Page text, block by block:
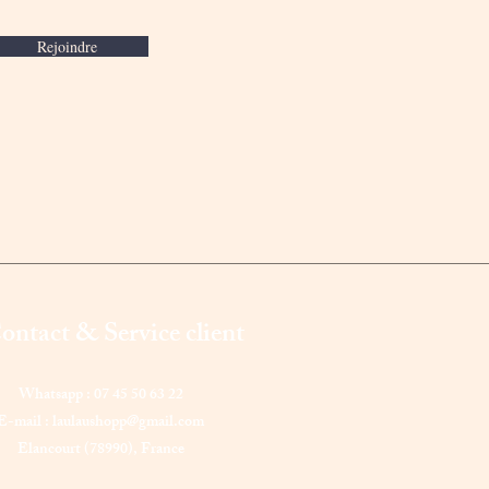
Rejoindre
& Service client
Whatsapp : 07 45 50 63 22
mail :laulaushopp@gmail.com
Elancourt (78990), France